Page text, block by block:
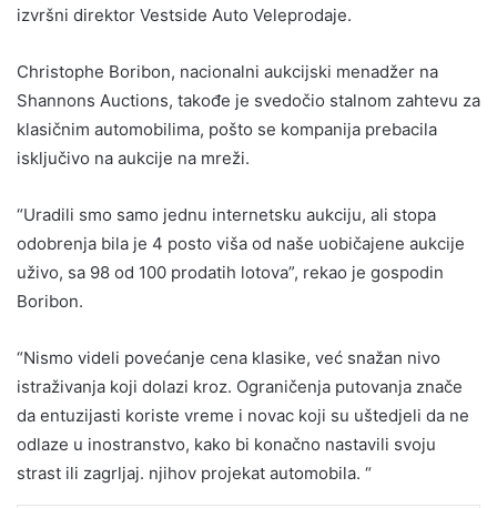
izvršni direktor Vestside Auto Veleprodaje.
Christophe Boribon, nacionalni aukcijski menadžer na
Shannons Auctions, takođe je svedočio stalnom zahtevu za
klasičnim automobilima, pošto se kompanija prebacila
isključivo na aukcije na mreži.
“Uradili smo samo jednu internetsku aukciju, ali stopa
odobrenja bila je 4 posto viša od naše uobičajene aukcije
uživo, sa 98 od 100 prodatih lotova”, rekao je gospodin
Boribon.
“Nismo videli povećanje cena klasike, već snažan nivo
istraživanja koji dolazi kroz. Ograničenja putovanja znače
da entuzijasti koriste vreme i novac koji su uštedjeli da ne
odlaze u inostranstvo, kako bi konačno nastavili svoju
strast ili zagrljaj. njihov projekat automobila. “